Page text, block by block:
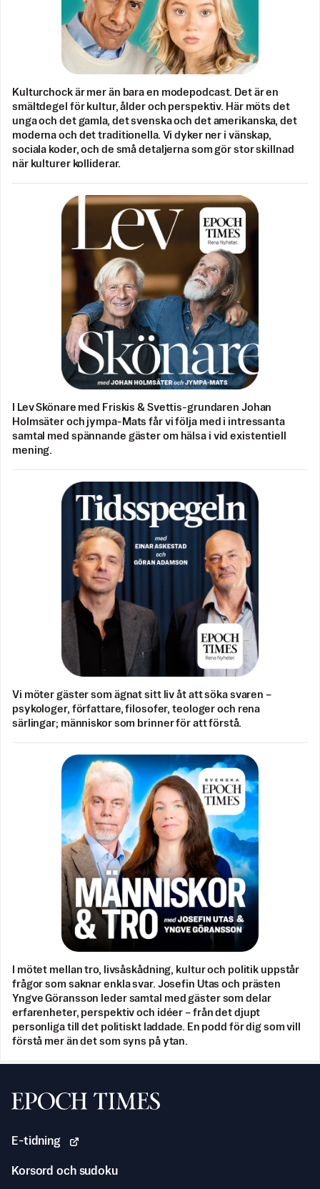
Kulturchock är mer än bara en modepodcast. Det är en
smältdegel för kultur, ålder och perspektiv. Här möts det
unga och det gamla, det svenska och det amerikanska, det
moderna och det traditionella. Vi dyker ner i vänskap,
sociala koder, och de små detaljerna som gör stor skillnad
när kulturer kolliderar.
I Lev Skönare med Friskis & Svettis-grundaren Johan
Holmsäter och jympa-Mats får vi följa med i intressanta
samtal med spännande gäster om hälsa i vid existentiell
mening.
Vi möter gäster som ägnat sitt liv åt att söka svaren –
psykologer, författare, filosofer, teologer och rena
särlingar; människor som brinner för att förstå.
I mötet mellan tro, livsåskådning, kultur och politik uppstår
frågor som saknar enkla svar. Josefin Utas och prästen
Yngve Göransson leder samtal med gäster som delar
erfarenheter, perspektiv och idéer – från det djupt
personliga till det politiskt laddade. En podd för dig som vill
förstå mer än det som syns på ytan.
Svenska Epoch Times
E-tidning
Korsord och sudoku